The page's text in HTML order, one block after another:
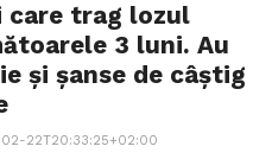
care trag lozul
3 luni. Au
și șanse de câștig
22T20:33:25+02:00